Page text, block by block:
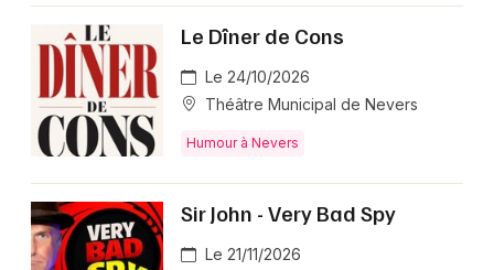
Newsletter des sorties
Artistes en tournée
Magazine dans la Nièvre
Le Dîner de Cons
Le 24/10/2026
Théâtre Municipal de Nevers
Humour à Nevers
Sir John - Very Bad Spy
Le 21/11/2026